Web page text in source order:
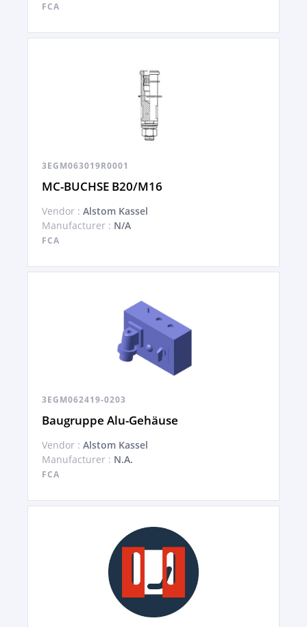
FCA
3EGM063019R0001
MC-BUCHSE B20/M16
Vendor : Alstom Kassel
Manufacturer : N/A
FCA
3EGM062419-0203
Baugruppe Alu-Gehäuse
Vendor : Alstom Kassel
Manufacturer : N.A.
FCA